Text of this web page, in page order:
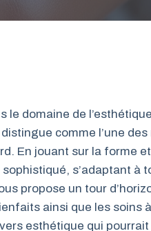
le domaine de
comme l’une
En jouant sur la forme
s’adaptant à
propose un tour
ainsi que les soins
esthétique qui